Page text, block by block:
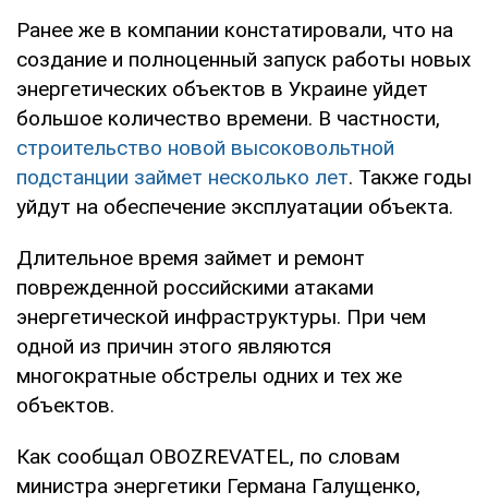
Ранее же в компании констатировали, что на
создание и полноценный запуск работы новых
энергетических объектов в Украине уйдет
большое количество времени. В частности,
строительство новой высоковольтной
подстанции займет несколько лет. Также годы
уйдут на обеспечение эксплуатации объекта.
Длительное время займет и ремонт
поврежденной российскими атаками
энергетической инфраструктуры. При чем
одной из причин этого являются
многократные обстрелы одних и тех же
объектов.
Как сообщал OBOZREVATEL, по словам
министра энергетики Германа Галущенко,